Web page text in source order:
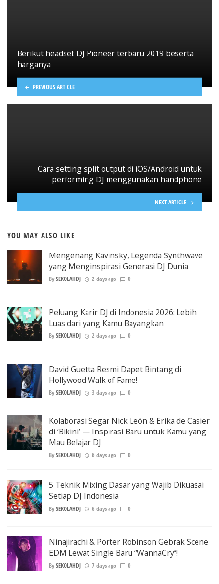
Berikut headset DJ Pioneer terbaru 2019 beserta
harganya
PREVIOUS ARTICLE
Cara setting split output di iOS/Android untuk
performing DJ menggunakan handphone
NEXT ARTICLE
YOU MAY ALSO LIKE
Mengenang Kavinsky, Legenda Synthwave
yang Menginspirasi Generasi DJ Dunia
BySEKOLAHDJ 2 days ago 0
Peluang Karir DJ di Indonesia 2026: Lebih
Luas dari yang Kamu Bayangkan
BySEKOLAHDJ 2 days ago 0
David Guetta Resmi Dapet Bintang di
Hollywood Walk of Fame!
BySEKOLAHDJ 3 days ago 0
Kolaborasi Segar Nick León & Erika de Casier
di ‘Bikini’ — Inspirasi Baru untuk Kamu yang
Mau Belajar DJ
BySEKOLAHDJ 6 days ago 0
5 Teknik Mixing Dasar yang Wajib Dikuasai
Setiap DJ Indonesia
BySEKOLAHDJ 6 days ago 0
Ninajirachi & Porter Robinson Gebrak Scene
EDM Lewat Single Baru “WannaCry”!
BySEKOLAHDJ 7 days ago 0